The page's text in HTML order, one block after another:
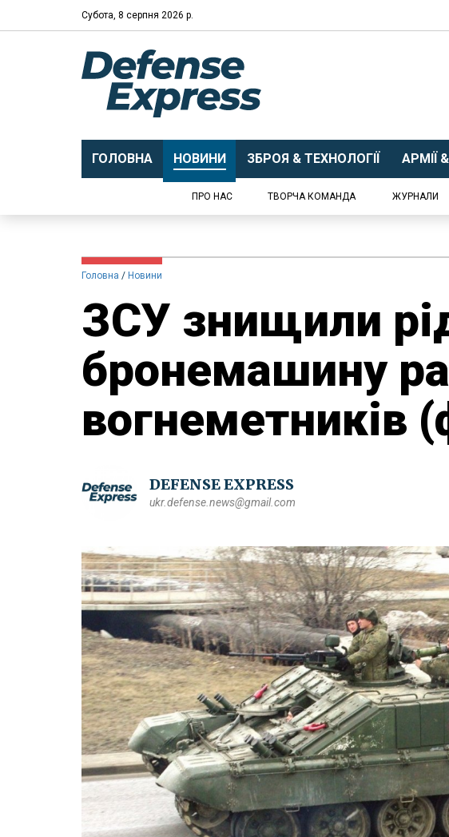
Субота, 8 серпня 2026 р.
ГОЛОВНА НОВИНИ ЗБРОЯ & ТЕХНОЛОГІЇ АРМІЇ
ПРО НАС ТВОРЧА КОМАНДА ЖУРНАЛИ
Головна Новини
ЗСУ знищили
бронемашину
вогнеметників
DEFENSE EXPRESS
ukr.defense.news@gmail.com